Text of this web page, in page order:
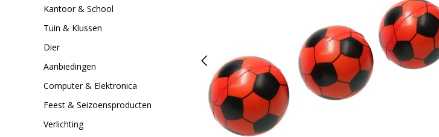
Kantoor & School
Tuin & Klussen
Dier
Aanbiedingen
Computer & Elektronica
Feest & Seizoensproducten
Verlichting